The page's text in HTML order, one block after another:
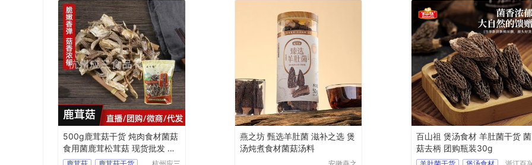
500g鹿茸菇干货 炖肉食材菌菇
食用菌鹿茸松茸菇 现货批发 九
千馆
燕之坊 甄选羊肚菌 滋补之选 煲
汤炖煮食材菌菇汤料
百山祖 煲汤食材 羊肚菌干货 菌
菇去柄 团购瓶装30g